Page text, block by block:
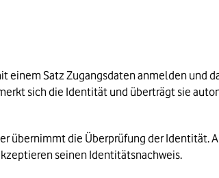
Satz Zugangsdaten anmelden und
sich die Identität und überträgt sie
übernimmt die Überprüfung der Identität.
seinen Identitätsnachweis.